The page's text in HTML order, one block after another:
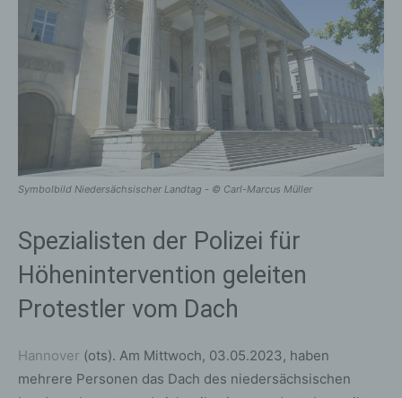
Symbolbild Niedersächsischer Landtag - © Carl-Marcus Müller
Spezialisten der Polizei für
Höhenintervention geleiten
Protestler vom Dach
Hannover (ots). Am Mittwoch, 03.05.2023, haben
mehrere Personen das Dach des niedersächsischen